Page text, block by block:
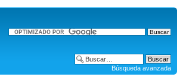
Búsqueda avanzada